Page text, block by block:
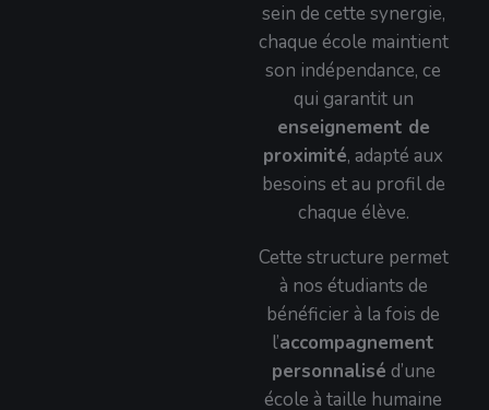
sein de cette synergie,
chaque école maintient
son indépendance, ce
qui garantit un
enseignement de
proximité, adapté aux
besoins et au profil de
chaque élève.
Cette structure permet
à nos étudiants de
bénéficier à la fois de
l’accompagnement
personnalisé d’une
école à taille humaine